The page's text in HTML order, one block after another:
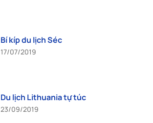
Bí kíp du lịch Séc
17/07/2019
Du lịch Lithuania tự túc
23/09/2019